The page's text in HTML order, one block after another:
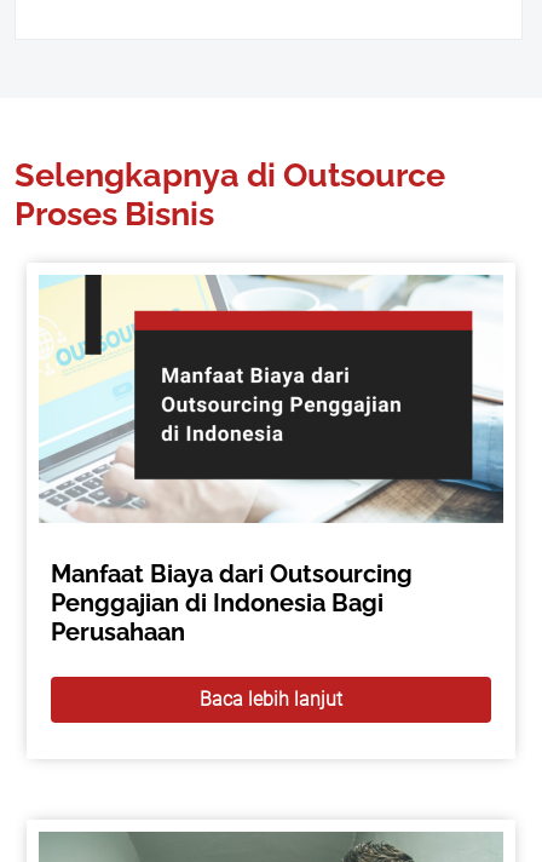
Selengkapnya di Outsource
Proses Bisnis
Manfaat Biaya dari Outsourcing
Penggajian di Indonesia Bagi
Perusahaan
Baca lebih lanjut